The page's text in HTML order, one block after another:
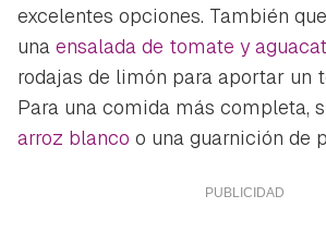
excelentes opciones. También
una ensalada de tomate y aguacat
rodajas de limón para aportar un
Para una comida más completa,
arroz blanco o una guarnición de